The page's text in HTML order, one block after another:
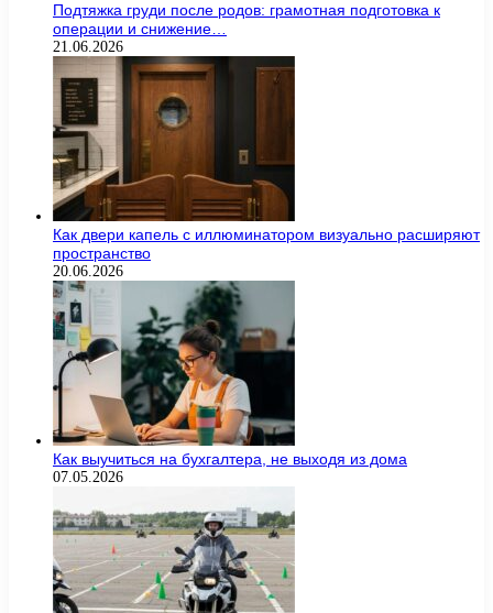
Подтяжка груди после родов: грамотная подготовка к
операции и снижение…
21.06.2026
Как двери капель с иллюминатором визуально расширяют
пространство
20.06.2026
Как выучиться на бухгалтера, не выходя из дома
07.05.2026